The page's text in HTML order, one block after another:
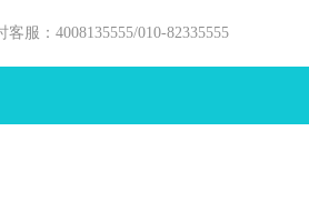
客服：4008135555/010-82335555